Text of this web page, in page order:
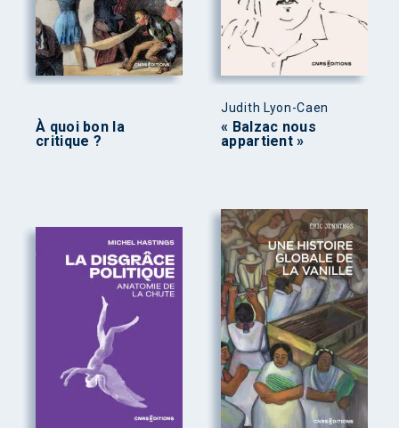
À quoi bon la
critique ?
Judith Lyon-Caen
« Balzac nous
appartient »